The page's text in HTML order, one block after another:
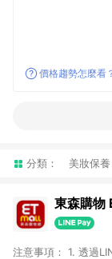
價格趨勢怎麼看
分類： 美妝保養
東森購物
注意事項： 1. 透過